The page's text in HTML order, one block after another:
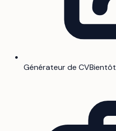
Générateur de CVBientôt